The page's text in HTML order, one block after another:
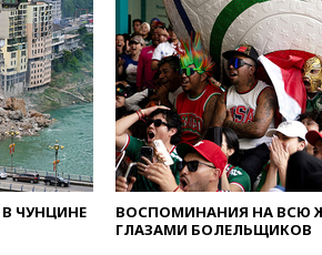
11:04
10:59
в
10:41
Mind
ЧУНЦИНЕ
ВОСПОМИНАНИЯ НА ВСЮ
ГЛАЗАМИ БОЛЕЛЬЩИКОВ